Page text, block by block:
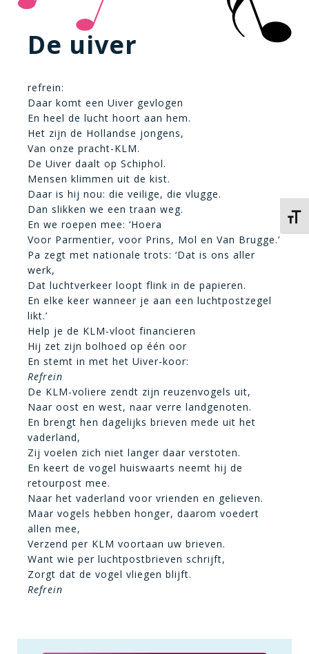
De uiver
refrein:
Daar komt een Uiver gevlogen
En heel de lucht hoort aan hem.
Het zijn de Hollandse jongens,
Van onze pracht-KLM.
De Uiver daalt op Schiphol.
Mensen klimmen uit de kist.
Daar is hij nou: die veilige, die vlugge.
Dan slikken we een traan weg.
En we roepen mee: ‘Hoera
Voor Parmentier, voor Prins, Mol en Van Brugge.’
Pa zegt met nationale trots: ‘Dat is ons aller
werk,
Dat luchtverkeer loopt flink in de papieren.
En elke keer wanneer je aan een luchtpostzegel
likt.’
Help je de KLM-vloot financieren
Hij zet zijn bolhoed op één oor
En stemt in met het Uiver-koor:
Refrein
De KLM-voliere zendt zijn reuzenvogels uit,
Naar oost en west, naar verre landgenoten.
En brengt hen dagelijks brieven mede uit het
vaderland,
Zij voelen zich niet langer daar verstoten.
En keert de vogel huiswaarts neemt hij de
retourpost mee.
Naar het vaderland voor vrienden en gelieven.
Maar vogels hebben honger, daarom voedert
allen mee,
Verzend per KLM voortaan uw brieven.
Want wie per luchtpostbrieven schrijft,
Zorgt dat de vogel vliegen blijft.
Refrein